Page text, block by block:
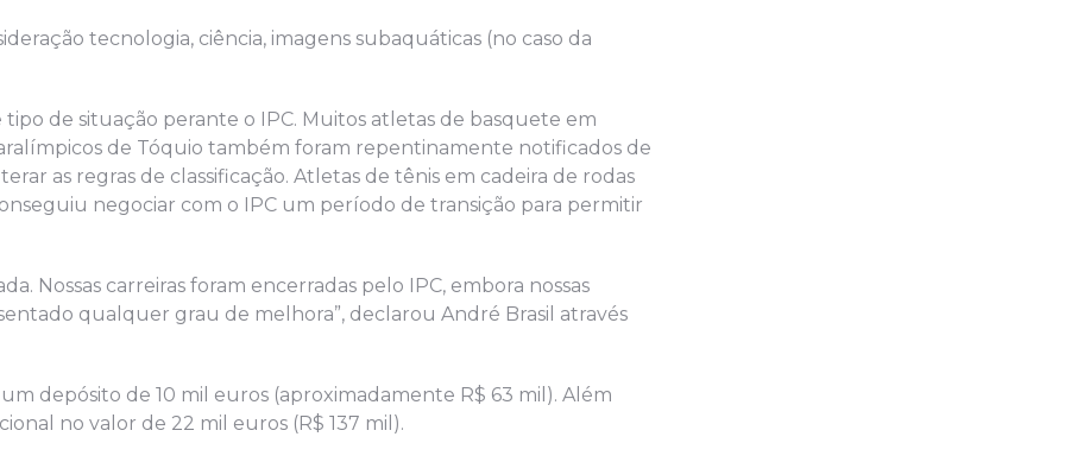
tecnologia, ciência, imagens subaquáticas (no caso da
de situação perante o IPC. Muitos atletas de basquete em
de Tóquio também foram repentinamente notificados de
as regras de classificação. Atletas de tênis em cadeira de rodas
negociar com o IPC um período de transição para permitir
Nossas carreiras foram encerradas pelo IPC, embora nossas
qualquer grau de melhora”, declarou André Brasil através
depósito de 10 mil euros (aproximadamente R$ 63 mil). Além
no valor de 22 mil euros (R$ 137 mil).